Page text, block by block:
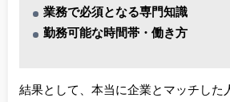
業務で必須となる専門知識
勤務可能な時間帯・働き方
結果として、本当に企業とマッチした